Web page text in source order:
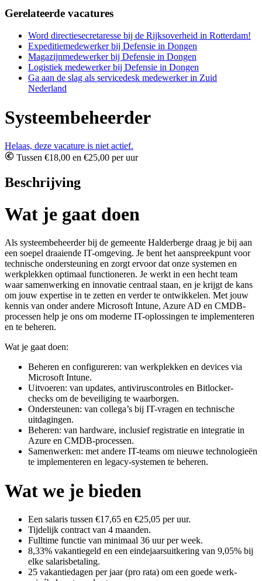
Gerelateerde vacatures
Word directiesecretaresse bij de Rijksoverheid in Rotterdam!
Expeditiemedewerker bij Defensie in Dongen
Magazijnmedewerker bij Defensie in Dongen
Logistiek medewerker bij Defensie in Dongen
Ga aan de slag als servicedesk medewerker in Zuid
Nederland
Systeembeheerder
Helaas, deze vacature is niet actief.
Tussen €18,00 en €25,00 per uur
Beschrijving
Wat je gaat doen
Als systeembeheerder bij de gemeente Halderberge draag je bij aan
een soepel draaiende IT-omgeving. Je bent het aanspreekpunt voor
technische ondersteuning en zorgt ervoor dat onze systemen en
werkplekken optimaal functioneren. Je werkt in een hecht team
waar samenwerking en innovatie centraal staan, en je krijgt de kans
om jouw expertise in te zetten en verder te ontwikkelen. Met jouw
kennis van onder andere Microsoft Intune, Azure AD en CMDB-
processen help je ons om moderne IT-oplossingen te implementeren
en te beheren.
Wat je gaat doen:
Beheren en configureren: van werkplekken en devices via
Microsoft Intune.
Uitvoeren: van updates, antiviruscontroles en Bitlocker-
checks om de beveiliging te waarborgen.
Ondersteunen: van collega’s bij IT-vragen en technische
uitdagingen.
Beheren: van hardware, inclusief registratie en integratie in
Azure en CMDB-processen.
Samenwerken: met andere IT-teams om nieuwe technologieën
te implementeren en legacy-systemen te beheren.
Wat we je bieden
Een salaris tussen €17,65 en €25,05 per uur.
Tijdelijk contract van 4 maanden.
Fulltime functie van minimaal 36 uur per week.
8,33% vakantiegeld en een eindejaarsuitkering van 9,05% bij
elke salarisbetaling.
25 vakantiedagen per jaar (pro rata) om een goede werk-